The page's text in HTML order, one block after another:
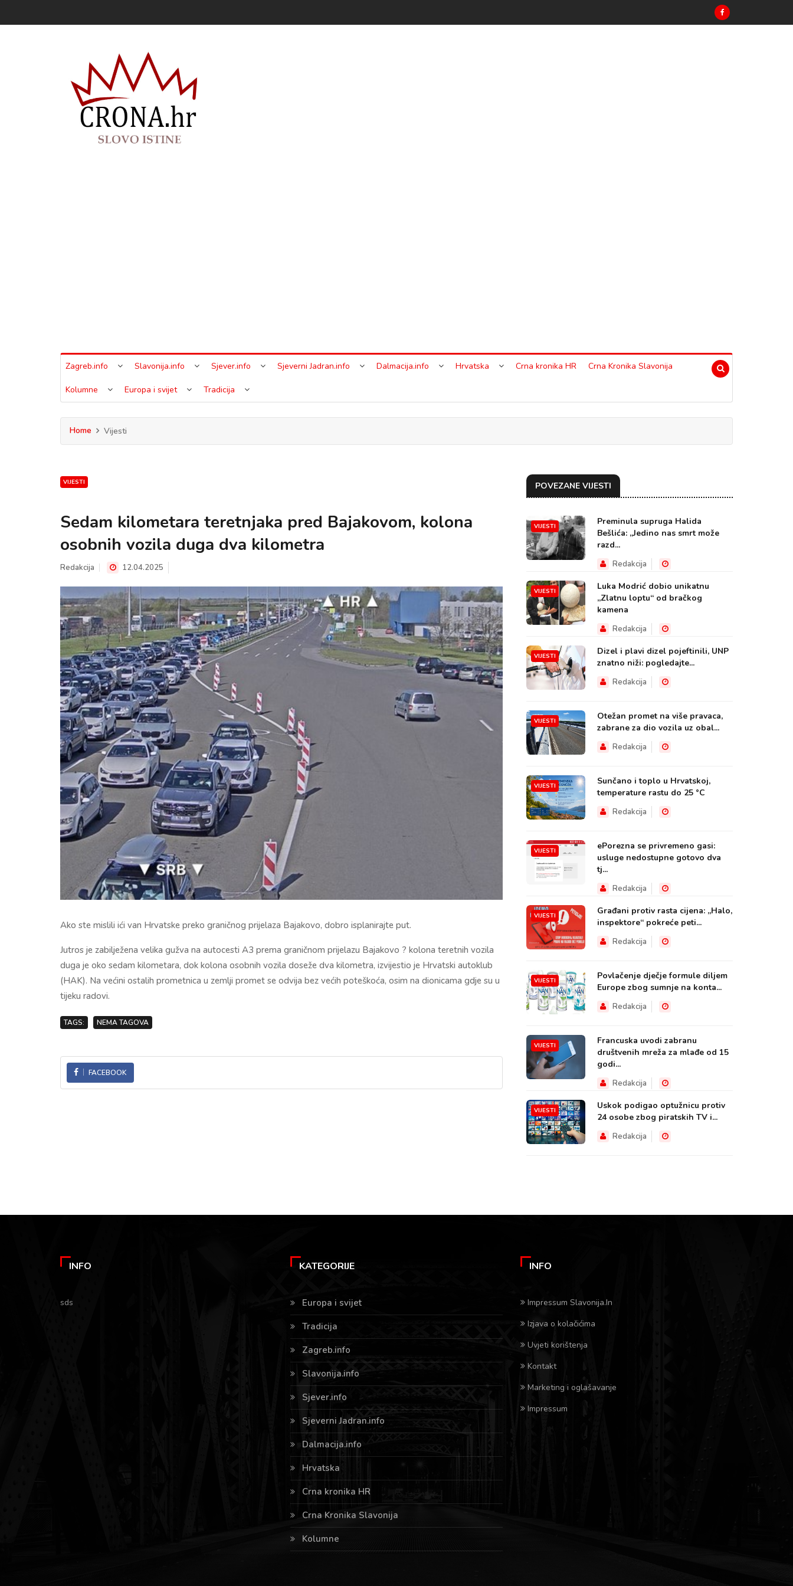
Zagreb.info Slavonija.info Sjever.info Sjeverni Jadran.info Dalmacija.info Hrvatska Crna kronika HR Crna Kronika Slavonija
Kolumne Europa i svijet Tradicija
Home Vijesti
VIJESTI
Sedam kilometara teretnjaka pred Bajakovom, kolona
osobnih vozila duga dva kilometra
Redakcija 12.04.2025
Ako ste mislili ići van Hrvatske preko graničnog prijelaza Bajakovo, dobro isplanirajte put.
Jutros je zabilježena velika gužva na autocesti A3 prema graničnom prijelazu Bajakovo ? kolona teretnih vozila
duga je oko sedam kilometara, dok kolona osobnih vozila doseže dva kilometra, izvijestio je Hrvatski autoklub
(HAK). Na većini ostalih prometnica u zemlji promet se odvija bez većih poteškoća, osim na dionicama gdje su u
tijeku radovi.
TAGS: NEMA TAGOVA
FACEBOOK
POVEZANE VIJESTI
VIJESTI
Preminula supruga Halida
Bešlića: „Jedino nas smrt može
razd...
Redakcija
VIJESTI
Luka Modrić dobio unikatnu
„Zlatnu loptu“ od bračkog
kamena
Redakcija
VIJESTI
Dizel i plavi dizel pojeftinili, UNP
znatno niži: pogledajte...
Redakcija
VIJESTI
Otežan promet na više pravaca,
zabrane za dio vozila uz obal...
Redakcija
VIJESTI
Sunčano i toplo u Hrvatskoj,
temperature rastu do 25 °C
Redakcija
VIJESTI
ePorezna se privremeno gasi:
usluge nedostupne gotovo dva
tj...
Redakcija
VIJESTI
Građani protiv rasta cijena: „Halo,
inspektore“ pokreće peti...
Redakcija
VIJESTI
Povlačenje dječje formule diljem
Europe zbog sumnje na konta...
Redakcija
VIJESTI
Francuska uvodi zabranu
društvenih mreža za mlađe od 15
godi...
Redakcija
VIJESTI
Uskok podigao optužnicu protiv
24 osobe zbog piratskih TV i...
Redakcija
INFO
sds
KATEGORIJE
Europa i svijet
Tradicija
Zagreb.info
Slavonija.info
Sjever.info
Sjeverni Jadran.info
Dalmacija.info
Hrvatska
Crna kronika HR
Crna Kronika Slavonija
Kolumne
INFO
Impressum Slavonija.In
Izjava o kolačićima
Uvjeti korištenja
Kontakt
Marketing i oglašavanje
Impressum